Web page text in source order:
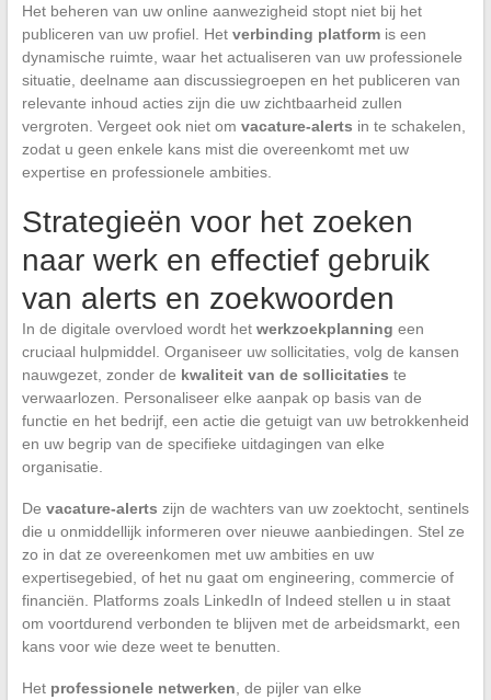
Het beheren van uw online aanwezigheid stopt niet bij het
publiceren van uw profiel. Het verbinding platformis een
dynamische ruimte, waar het actualiseren van uw professionele
situatie, deelname aan discussiegroepen en het publiceren van
relevante inhoud acties zijn die uw zichtbaarheid zullen
vergroten. Vergeet ook niet om vacature-alerts in te schakelen,
zodat u geen enkele kans mist die overeenkomt met uw
expertise en professionele ambities.
Strategieën voor het zoeken
naar werk en effectief gebruik
van alerts en zoekwoorden
In de digitale overvloed wordt het werkzoekplanning een
cruciaal hulpmiddel. Organiseer uw sollicitaties, volg de kansen
nauwgezet, zonder de kwaliteit van de sollicitaties te
verwaarlozen. Personaliseer elke aanpak op basis van de
functie en het bedrijf, een actie die getuigt van uw betrokkenheid
en uw begrip van de specifieke uitdagingen van elke
organisatie.
De vacature-alerts zijn de wachters van uw zoektocht, sentinels
die u onmiddellijk informeren over nieuwe aanbiedingen. Stel ze
zo in dat ze overeenkomen met uw ambities en uw
expertisegebied, of het nu gaat om engineering, commercie of
financiën. Platforms zoals LinkedIn of Indeed stellen u in staat
om voortdurend verbonden te blijven met de arbeidsmarkt, een
kans voor wie deze weet te benutten.
Het professionele netwerken , de pijler van elke